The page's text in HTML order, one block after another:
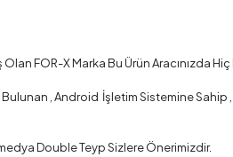
FOR-X Marka Bu Ürün Aracınızda
, Android İşletim Sistemine
Double Teyp Sizlere Önerimizdir.